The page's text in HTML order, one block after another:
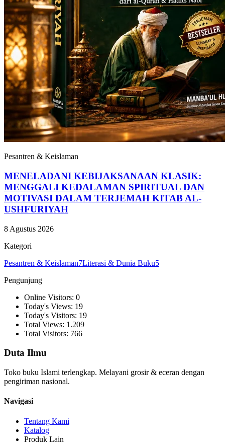
Pesantren & Keislaman
MENELADANI KEBIJAKSANAAN KLASIK:
MENGGALI KEDALAMAN SPIRITUAL DAN
MOTIVASI DALAM TERJEMAH KITAB AL-
USHFURIYAH
8 Agustus 2026
Kategori
Pesantren & Keislaman7Literasi & Dunia Buku5
Pengunjung
Online Visitors: 0
Today's Views: 19
Today's Visitors: 19
Total Views: 1.209
Total Visitors: 766
Duta Ilmu
Toko buku Islami terlengkap. Melayani grosir & eceran dengan
pengiriman nasional.
Navigasi
Tentang Kami
Katalog
Produk Lain